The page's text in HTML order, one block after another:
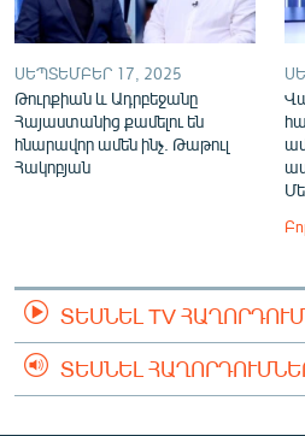
ՍԵՊՏԵՄԲԵՐ 17, 2025
Թուրքիան և Ադրբեջանը
Հայաստանից քամելու են
հնարավոր ամեն ինչ. Թաթուլ
Հակոբյան
ՏԵՍՆԵԼ TV
ՏԵՍՆԵԼ